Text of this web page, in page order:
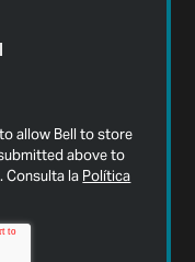
allow Bell to store
above to
Consulta la Política